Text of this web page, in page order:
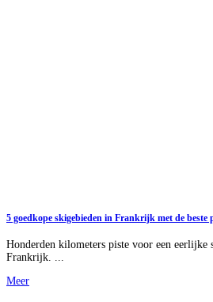
5 goedkope skigebieden in Frankrijk met de
Honderden kilometers piste voor een eerlijke
Frankrijk. ...
Meer